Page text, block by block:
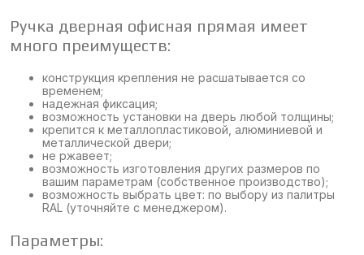
Ручка дверная офисная прямая имеет
много преимуществ:
конструкция крепления не расшатывается со
временем;
надежная фиксация;
возможность установки на дверь любой толщины;
крепится к металлопластиковой, алюминиевой и
металлической двери;
не ржавеет;
возможность изготовления других размеров по
вашим параметрам (собственное производство);
возможность выбрать цвет: по выбору из палитры
RAL (уточняйте с менеджером).
Параметры: